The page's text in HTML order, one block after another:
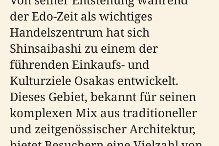
der Edo-Zeit als wichtiges
Handelszentrum hat sich
Shinsaibashi zu einem der
führenden Einkaufs- und
Kulturziele Osakas entwickelt.
Dieses Gebiet, bekannt für seinen
komplexen Mix aus traditioneller
und zeitgenössischer Architektur,